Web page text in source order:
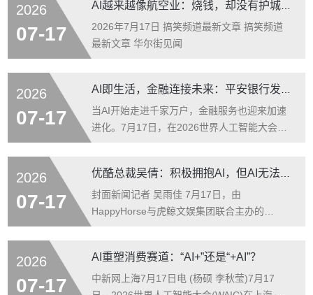
2026
07-17
2026年7月17日 搞笑频道最新文章 搞笑频道
最新文章 华尔街见闻
2026
07-17
当AI开始走进千家万户，金融服务也迎来加速
进化。7月17日，在2026世界人工智能大会
版。产品以“AI即生活”为核心理念，依托平安
集团深厚的科技底蕴，联动国内头部AI厂商，
围绕“AI算力、AI生活、AI服务、AI守护”全场
面上架
2026
07-17
封面新闻记者 吴雨佳 7月17日，由
HappyHorse与虎鲸文娱集团联合主办的
直播开课。虎鲸文娱集团COO兼优酷总裁吴倩
发表寄语，希望所有创作者都能积极拥抱AI、
2026
07-17
AI重塑消费赛道：“AI+”还是“+AI”？
中新网上海7月17日电 (杨硕 李秋莹)7月17